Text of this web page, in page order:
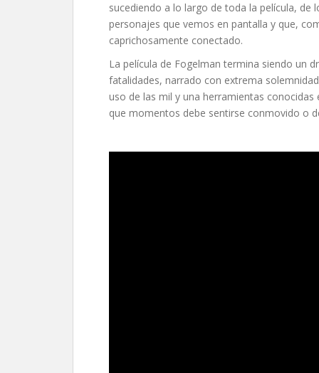
sucediendo a lo largo de toda la película, de
personajes que vemos en pantalla y que,
caprichosamente conectado.
La película de Fogelman termina siendo un
fatalidades, narrado con extrema
uso de las mil y una herramientas
que momentos debe sentirse conmovido o